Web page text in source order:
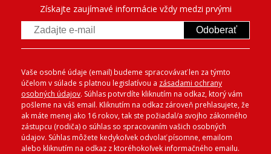
Získajte zaujímavé informácie vždy medzi prvými
Odoberať
Vaše osobné údaje (email) budeme spracovávať len za týmto
účelom v súlade s platnou legislatívou a zásadami ochrany
osobných údajov. Súhlas potvrdíte kliknutím na odkaz, ktorý vám
pošleme na váš email. Kliknutím na odkaz zároveň prehlasujete, že
ak máte menej ako 16 rokov, tak ste požiadal/a svojho zákonného
zástupcu (rodiča) o súhlas so spracovaním vašich osobných
údajov. Súhlas môžete kedykoľvek odvolať písomne, emailom
alebo kliknutím na odkaz z ktoréhokoľvek informačného emailu.